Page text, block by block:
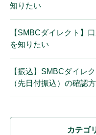
知りたい
【SMBCダイレクト】
を知りたい
【振込】SMBCダイレ
（先日付振込）の確認
カテゴ